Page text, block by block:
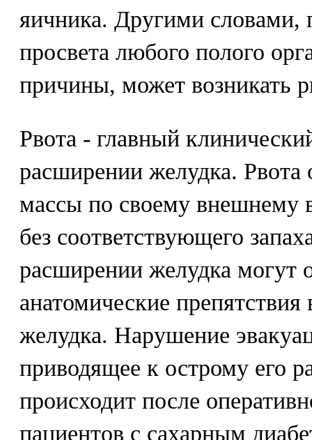
яичника. Другими словами,
просвета любого полого
причины, может возникать
Рвота - главный
расширении желудка.
массы по своему внешнему
без соответствующего
расширении желудка могут
анатомические
желудка. Нарушение
приводящее к острому его
происходит после
пациентов с сахарным